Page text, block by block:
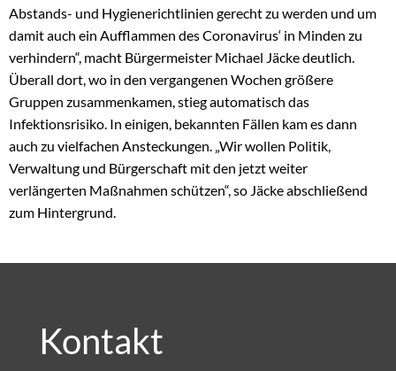
Abstands- und Hygienerichtlinien gerecht zu werden und um
damit auch ein Aufflammen des Coronavirus‘ in Minden zu
verhindern“, macht Bürgermeister Michael Jäcke deutlich.
Überall dort, wo in den vergangenen Wochen größere
Gruppen zusammenkamen, stieg automatisch das
Infektionsrisiko. In einigen, bekannten Fällen kam es dann
auch zu vielfachen Ansteckungen. „Wir wollen Politik,
Verwaltung und Bürgerschaft mit den jetzt weiter
verlängerten Maßnahmen schützen“, so Jäcke abschließend
zum Hintergrund.
Kontakt